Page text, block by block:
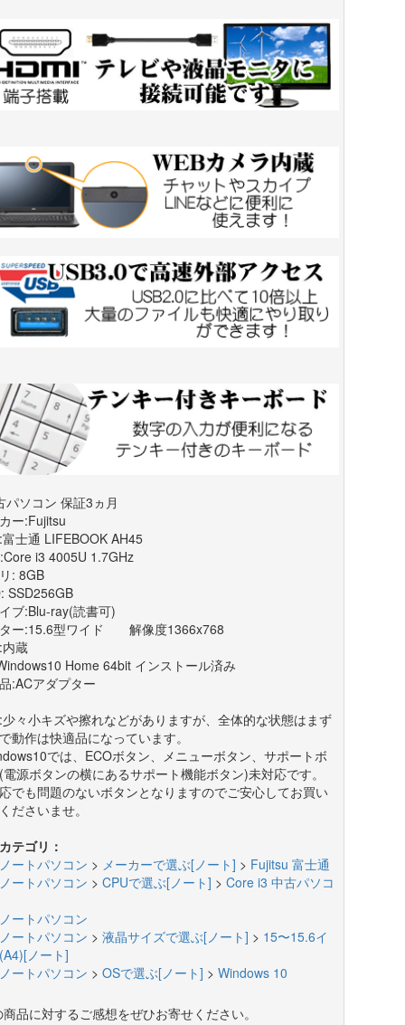
パソコン 保証3ヵ月
ー:Fujitsu
士通 LIFEBOOK AH45
i3 4005U 1.7GHz
: 8GB
SSD256GB
ブ:Blu-ray(読書可)
ー:15.6型ワイド 解像度1366x768
蔵
Home 64bit インストール済み
:ACアダプター
少々小キズや擦れなどがありますが、全体的な状態はまず
動作は快適品になっています。
では、ECOボタン、メニューボタン、サポートボ
電源ボタンの横にあるサポート機能ボタン)未対応です。
でも問題のないボタンとなりますのでご安心してお買い
ださいませ。
テゴリ：
ートパソコン > メーカーで選ぶ[ノート] > Fujitsu 富士通
ートパソコン > CPUで選ぶ[ノート] > Core i3 中古パソコ
ートパソコン
ートパソコン > 液晶サイズで選ぶ[ノート] > 15〜15.6イ
ノート]
ートパソコン > OSで選ぶ[ノート] > Windows 10
商品に対するご感想をぜひお寄せください。